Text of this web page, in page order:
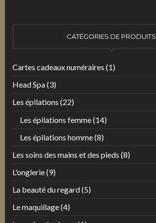
CATÉGORIES DE PRODUITS
Cartes cadeaux numéraires (1)
Head Spa(3)
Les épilations (22)
Les épilations femme(14)
Les épilations homme(8)
Les soins des mains et des pieds (8)
L'onglerie(9)
La beauté du regard(5)
Le maquillage(4)